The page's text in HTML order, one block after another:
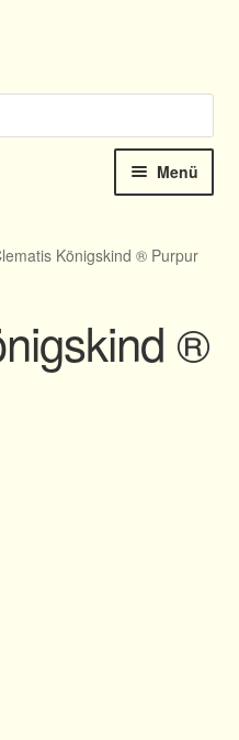
Menü
Königskind ® Purpur
®